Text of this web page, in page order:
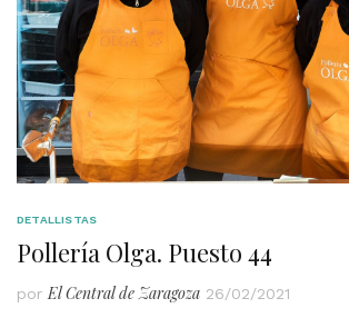
DETALLISTAS
Pollería Olga. Puesto 44
porEl Central de Zaragoza 26/02/2021